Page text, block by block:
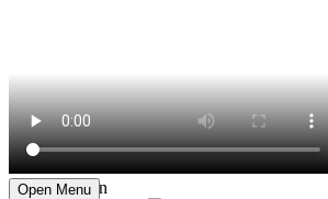
Open Menu
Online kaufen